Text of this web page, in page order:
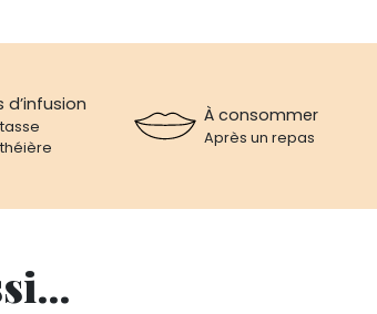
d’infusion À consommer
Après un repas